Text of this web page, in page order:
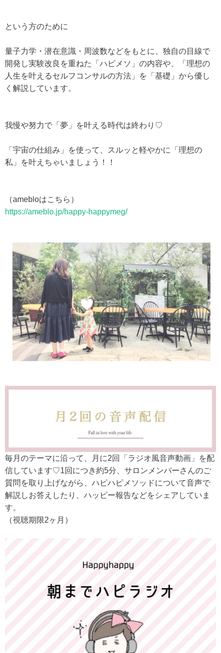
という方のために
量子力学・潜在意識・周波数などをもとに、独自の目線で
開発し実験改良を重ねた「ハピメソ」の内容や、「理想の
人生を叶えるセルフコンサルの方法」を「基礎」から優し
く解説しています。
我慢や努力で「夢」を叶える時代は終わり♡
「宇宙の仕組み」を使って、スルッと軽やかに「理想の
私」を叶えちゃいましょう！！
（amebloはこちら）
https://ameblo.jp/happy-happymeg/
毎月のテーマに沿って、月に2回「ラジオ風音声動画」を配
信しています♡1回につき約5分、サロンメンバーさんのご
質問を取り上げながら、ハピハピメソッドについて音声で
解説しお答えしたり、ハッピー報告などをシェアしていま
す。
（視聴期限2ヶ月）